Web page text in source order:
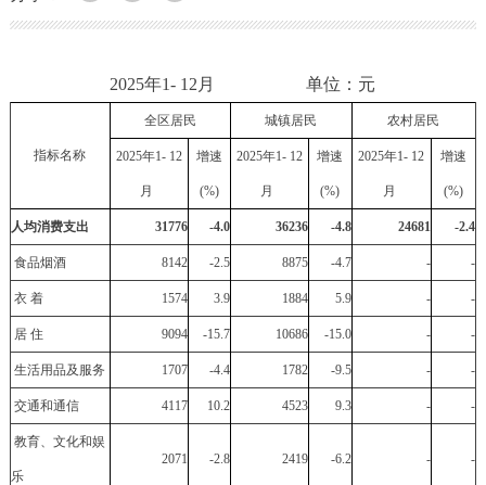
2025年1- 12月 单位：元
指标名称
全区居民 城镇居民 农村居民
2025年1-12
月
增速
(%)
2025年1-12
月
增速
(%)
2025年1- 12
月
增速
(%)
人均消费支出 31776 -4.0 36236 -4.8 24681 -2.4
食品烟酒 8142 -2.5 8875 -4.7 - -
衣 着 1574 3.9 1884 5.9 - -
居 住 9094 -15.7 10686 -15.0 - -
生活用品及服务 1707 -4.4 1782 -9.5 - -
交通和通信 4117 10.2 4523 9.3 - -
教育、文化和娱
乐
2071 -2.8 2419 -6.2 - -